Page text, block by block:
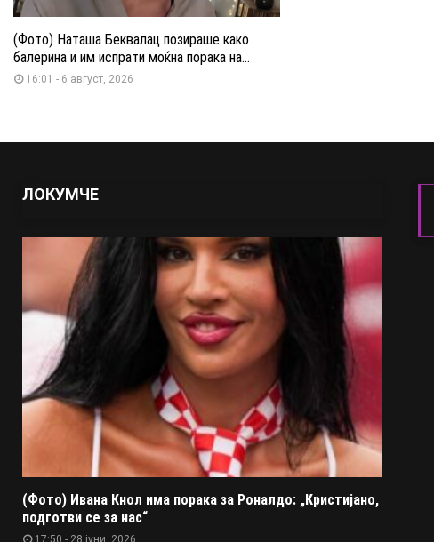
(Фото) Наташа Беквалац позираше како
балерина и им испрати моќна порака на...
16:01 - 6 август, 2026
ЛОКУМЧЕ
(Фото) Ивана Кнол има порака за Роналдо: „Кристијано,
подготви се за нас“
17:50 - 28 јуни, 2026